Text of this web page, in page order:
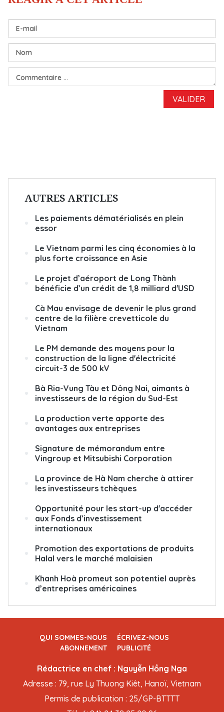
AUTRES ARTICLES
Les paiements dématérialisés en plein
essor
Le Vietnam parmi les cinq économies à la
plus forte croissance en Asie
Le projet d’aéroport de Long Thành
bénéficie d’un crédit de 1,8 milliard d'USD
Cà Mau envisage de devenir le plus grand
centre de la filière crevetticole du
Vietnam
Le PM demande des moyens pour la
construction de la ligne d'électricité
circuit-3 de 500 kV
Bà Ria-Vung Tàu et Dông Nai, aimants à
investisseurs de la région du Sud-Est
La production verte apporte des
avantages aux entreprises
Signature de mémorandum entre
Vingroup et Mitsubishi Corporation
La province de Hà Nam cherche à attirer
les investisseurs tchèques
Opportunité pour les start-up d'accéder
aux Fonds d’investissement
internationaux
Promotion des exportations de produits
Halal vers le marché malaisien
Khanh Hoà promeut son potentiel auprès
d’entreprises américaines
QUI SOMMES-NOUS
ÉCRIVEZ-NOUS
ABONNEMENT
PUBLICITÉ
Rédactrice en chef : Nguyễn Hồng Nga
Adresse : 79, rue Ly Thuong Kiêt, Hanoï, Vietnam
Permis de publication : 25/GP-BTTTT